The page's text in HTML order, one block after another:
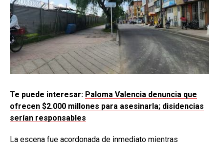
Te puede interesar: Paloma Valencia denuncia que
ofrecen $2.000 millones para asesinarla; disidencias
serían responsables
La escena fue acordonada de inmediato mientras